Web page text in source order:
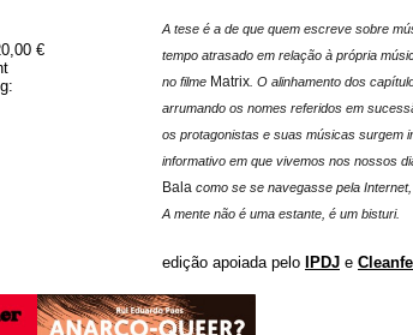
€
A tese é a de que quem escreve sobre
tempo atrasado em relação à própria
no filme Matrix . O alinhamento dos
arrumando os nomes referidos em
os protagonistas e suas músicas surgem
informativo em que vivemos nos nossos
Bala como se se navegasse pela
A mente não é uma estante, é um bisturi.
edição apoiada pelo IPDJ e